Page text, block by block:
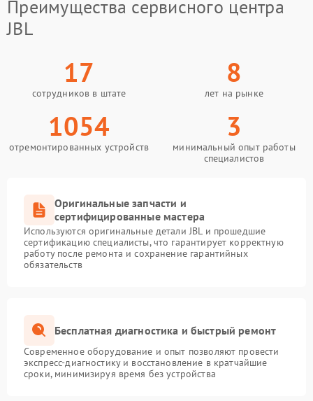
Преимущества сервисного центра
JBL
17
сотрудников в штате
8
лет на рынке
1054
отремонтированных устройств
3
минимальный опыт работы
специалистов
Оригинальные запчасти и
сертифицированные мастера
Используются оригинальные детали JBL и прошедшие
сертификацию специалисты, что гарантирует корректную
работу после ремонта и сохранение гарантийных
обязательств
Бесплатная диагностика и быстрый ремонт
Современное оборудование и опыт позволяют провести
экспресс-диагностику и восстановление в кратчайшие
сроки, минимизируя время без устройства